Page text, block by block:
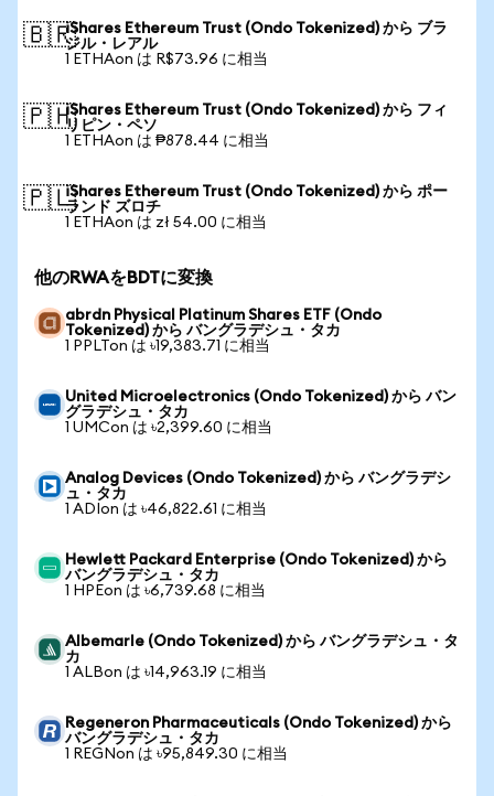
🇧🇷iShares Ethereum Trust (Ondo Tokenized) から ブラ
ジル・レアル
1 ETHAon は R$73.96 に相当
🇵🇭iShares Ethereum Trust (Ondo Tokenized) から フィ
リピン・ペソ
1 ETHAon は ₱878.44 に相当
🇵🇱iShares Ethereum Trust (Ondo Tokenized) から ポー
ランド ズロチ
1 ETHAon は zł 54.00 に相当
他のRWAをBDTに変換
abrdn Physical Platinum Shares ETF (Ondo
Tokenized) から バングラデシュ・タカ
1 PPLTon は ৳19,383.71 に相当
United Microelectronics (Ondo Tokenized) から バン
グラデシュ・タカ
1 UMCon は ৳2,399.60 に相当
Analog Devices (Ondo Tokenized) から バングラデシ
ュ・タカ
1 ADIon は ৳46,822.61 に相当
Hewlett Packard Enterprise (Ondo Tokenized) から
バングラデシュ・タカ
1 HPEon は ৳6,739.68 に相当
Albemarle (Ondo Tokenized) から バングラデシュ・タ
カ
1 ALBon は ৳14,963.19 に相当
Regeneron Pharmaceuticals (Ondo Tokenized) から
バングラデシュ・タカ
1 REGNon は ৳95,849.30 に相当